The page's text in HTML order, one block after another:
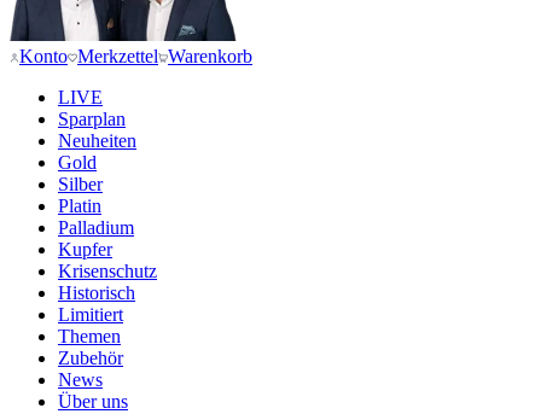
Konto Merkzettel Warenkorb
LIVE
Sparplan
Neuheiten
Gold
Silber
Platin
Palladium
Kupfer
Krisenschutz
Historisch
Limitiert
Themen
Zubehör
News
Über uns